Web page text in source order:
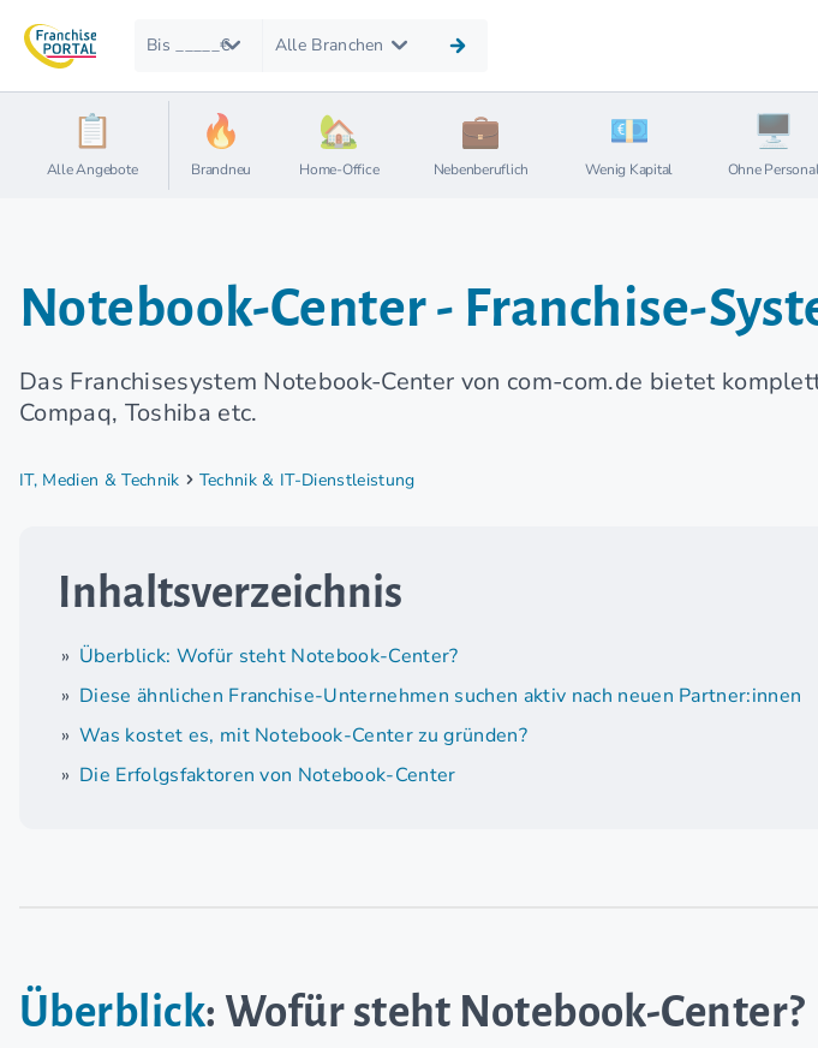
Bis _____€ Alle Branchen
Alle Angebote Brandneu Home-Office Nebenberuflich Wenig Kapital Ohne
Notebook-Center - Franchise-
Das Franchisesystem Notebook-Center von com-com.de bietet
Compaq, Toshiba etc.
IT, Medien & Technik Technik & IT-Dienstleistung
Inhaltsverzeichnis
Überblick: Wofür steht Notebook-Center?
Diese ähnlichen Franchise-Unternehmen suchen aktiv nach neuen Partner:innen
Was kostet es, mit Notebook-Center zu gründen?
Die Erfolgsfaktoren von Notebook-Center
Überblick: Wofür steht Notebook-Center?